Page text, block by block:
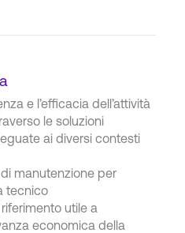
e l’efficacia dell’attività
le soluzioni
ai diversi contesti
manutenzione per
tecnico
utile a
economica della